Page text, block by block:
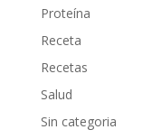
Proteína
Receta
Recetas
Salud
Sin categoria